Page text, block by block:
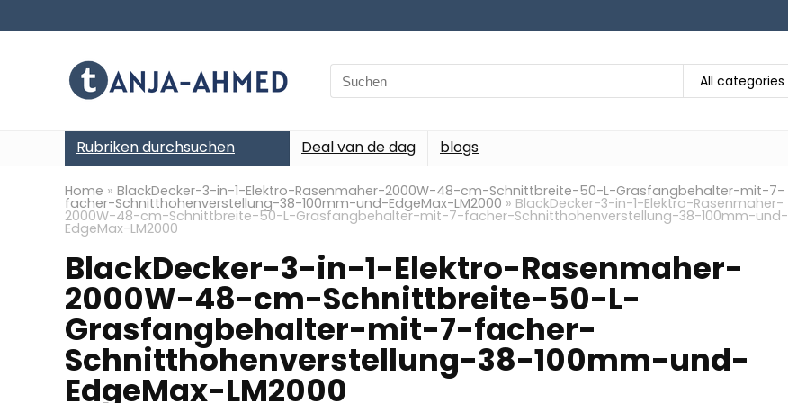
Search
for:
All categories
Rubriken durchsuchen Deal van de dag blogs
Home » BlackDecker-3-in-1-Elektro-Rasenmaher-2000W-48-cm-Schnittbreite-50-L-Grasfangbehalter-mit-7-
facher-Schnitthohenverstellung-38-100mm-und-EdgeMax-LM2000 » BlackDecker-3-in-1-Elektro-Rasenmaher-
2000W-48-cm-Schnittbreite-50-L-Grasfangbehalter-mit-7-facher-Schnitthohenverstellung-38-100mm-und-
EdgeMax-LM2000
BlackDecker-3-in-1-Elektro-Rasenmaher-
2000W-48-cm-Schnittbreite-50-L-
Grasfangbehalter-mit-7-facher-
Schnitthohenverstellung-38-100mm-und-
EdgeMax-LM2000